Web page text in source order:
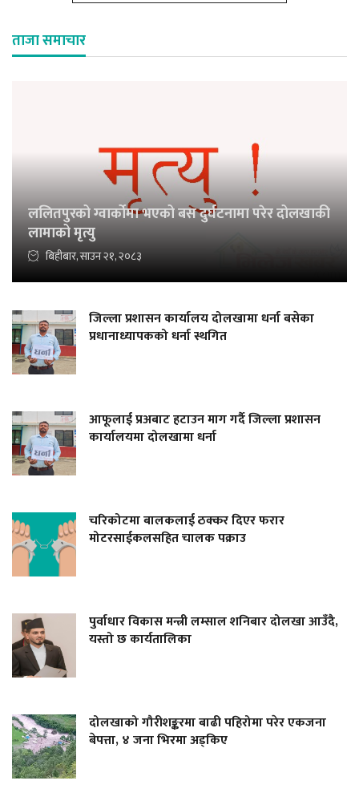
ताजा समाचार
ललितपुरको ग्वार्कोमा भएको बस दुर्घटनामा परेर दोलखाकी
लामाको मृत्यु
बिहीबार, साउन २१, २०८३
जिल्ला प्रशासन कार्यालय दोलखामा धर्ना बसेका
प्रधानाध्यापकको धर्ना स्थगित
आफूलाई प्रअबाट हटाउन माग गर्दै जिल्ला प्रशासन
कार्यालयमा दोलखामा धर्ना
चरिकोटमा बालकलाई ठक्कर दिएर फरार
मोटरसाईकलसहित चालक पक्राउ
पुर्वाधार विकास मन्त्री लम्साल शनिबार दोलखा आउँदै,
यस्तो छ कार्यतालिका
दोलखाको गौरीशङ्करमा बाढी पहिरोमा परेर एकजना
बेपत्ता, ४ जना भिरमा अड्किए